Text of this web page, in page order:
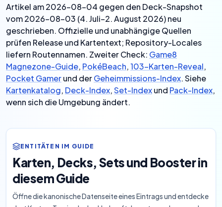
Artikel am 2026-08-04 gegen den Deck-Snapshot
vom 2026-08-03 (4. Juli–2. August 2026) neu
geschrieben. Offizielle und unabhängige Quellen
prüfen Release und Kartentext; Repository-Locales
liefern Routennamen. Zweiter Check: Game8
Magnezone-Guide, PokéBeach,103-Karten-Reveal,
Pocket Gamerund derGeheimmissions-Index. Siehe
Kartenkatalog, Deck-Index,Set-Indexund Pack-Index,
wenn sich die Umgebung ändert.
ENTITÄTEN IM GUIDE
Karten, Decks, Sets und Booster in
diesem Guide
Öffne die kanonische Datenseite eines Eintrags und entdecke